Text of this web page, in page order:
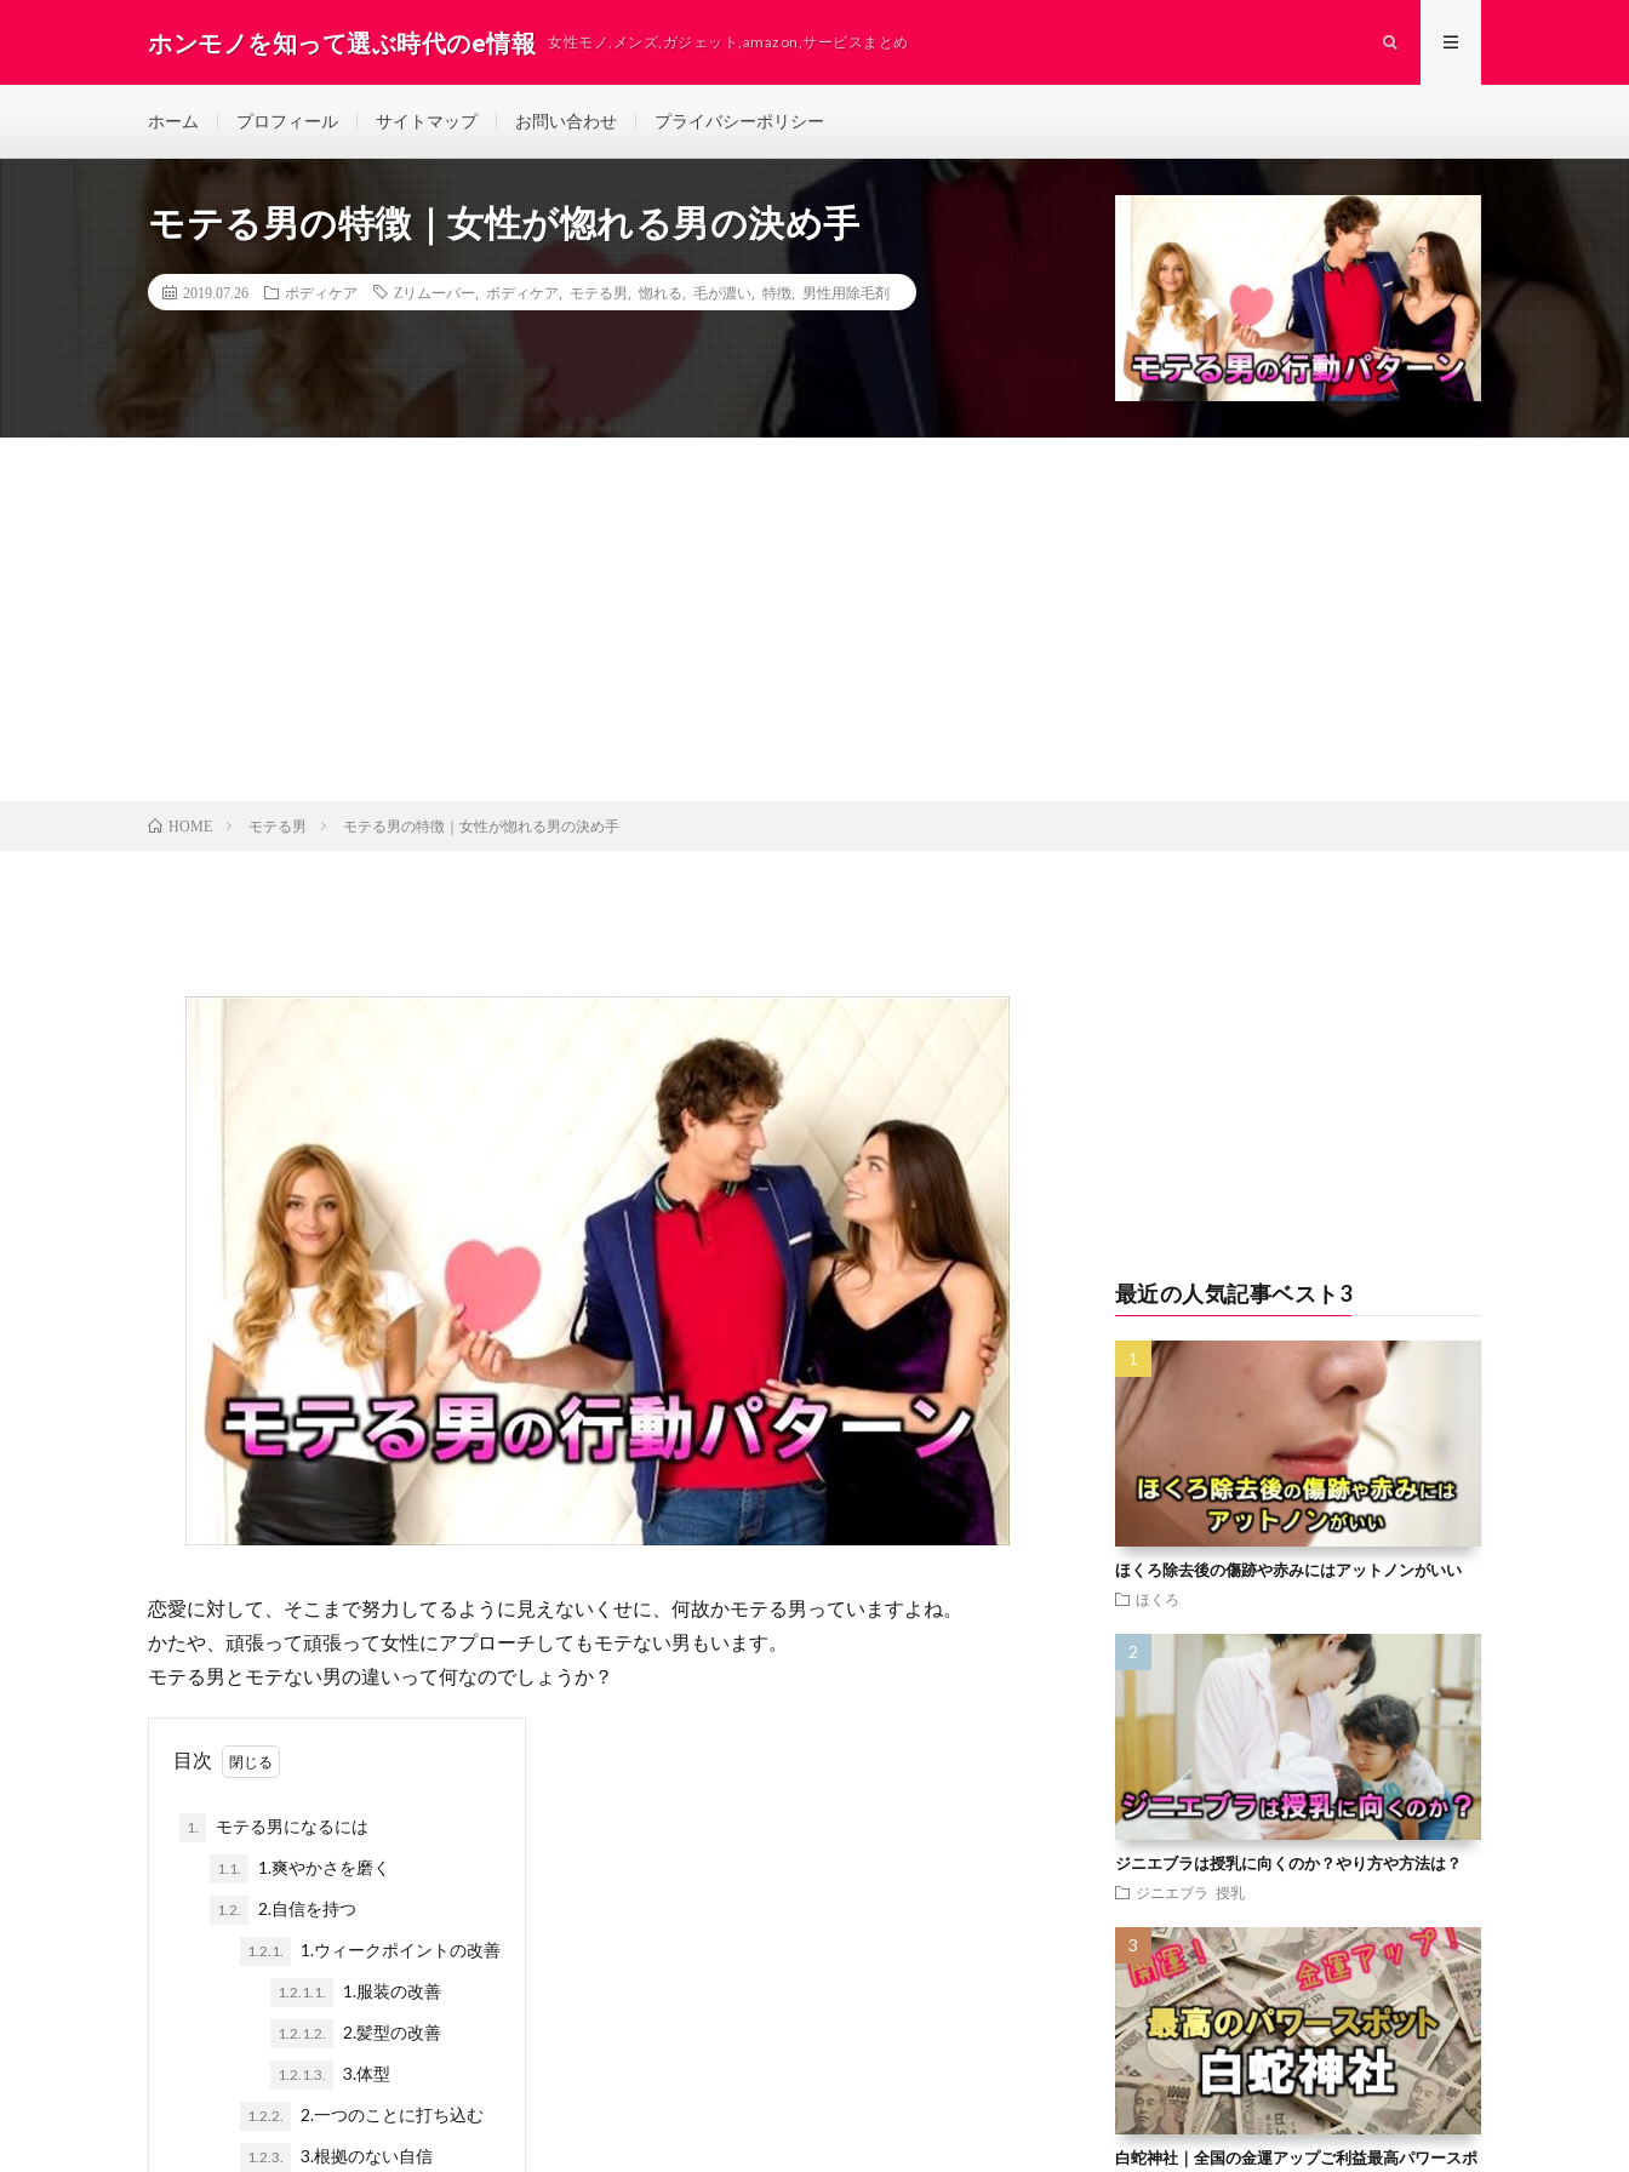
ホンモノを知って選ぶ時代のe情報 女性モノ,メンズ,ガジェット,amazon,サービスまとめ
ホーム プロフィール サイトマップ お問い合わせ プライバシーポリシー
モテる男の特徴｜女性が惚れる男の決め手
2019.07.26 ボディケア Zリムーバー ボディケア モテる男 惚れる 毛が濃い 特徴 男性用除毛剤
HOME モテる男 モテる男の特徴｜女性が惚れる男の決め手
恋愛に対して、そこまで努力してるように見えないくせに、何故かモテる男っていますよね。
かたや、頑張って頑張って女性にアプローチしてもモテない男もいます。
モテる男とモテない男の違いって何なのでしょうか？
目次
1. モテる男になるには
1.1. 1.爽やかさを磨く
1.2. 2.自信を持つ
1.2.1. 1.ウィークポイントの改善
1.2.1.1. 1.服装の改善
1.2.1.2. 2.髪型の改善
1.2.1.3. 3.体型
1.2.2. 2.一つのことに打ち込む
1.2.3. 3.根拠のない自信
最近の人気記事ベスト3
ほくろ除去後の傷跡や赤みにはアットノンがいい
ほくろ
ジニエブラは授乳に向くのか？やり方や方法は？
ジニエブラ 授乳
白蛇神社｜全国の金運アップご利益最高パワースポ